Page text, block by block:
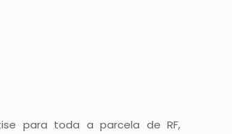
para toda a parcela de RF,